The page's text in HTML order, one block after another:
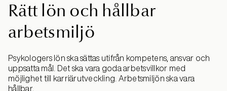
Rätt lön och hållbar
arbetsmiljö
Psykologers lön ska sättas utifrån kompetens, ansvar och
uppsatta mål. Det ska vara goda arbetsvillkor med
möjlighet till karriärutveckling. Arbetsmiljön ska vara
hållbar.